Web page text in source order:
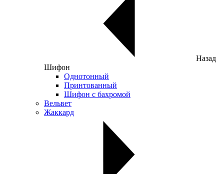
Назад
Шифон
Однотонный
Принтованный
Шифон с бахромой
Вельвет
Жаккард